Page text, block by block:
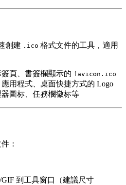
創建 .ico 格式文件的工具，適用
頁、書簽欄顯示的 favicon.ico
應用程式、桌面快捷方式的 Logo
器圖标、任務欄徽标等
：
GIF 到工具窗口（建議尺寸